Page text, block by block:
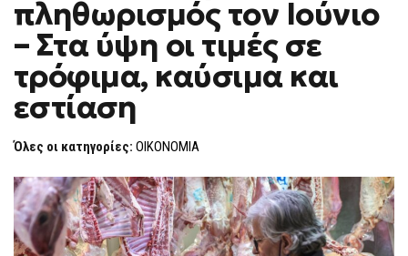
ΠΛΗΘΩΡΙΣΜΌΣ
ΤΟΝ
ΙΟΎΝΙΟ
–
ΣΤΑ
ΎΨΗ
ΤΡΌΦΙΜΑ,
ΚΑΎΣΙΜΑ
ΕΣΤΊΑΣΗ
πληθωρισμός τον Ιούνιο
– Στα ύψη οι τιμές σε
τρόφιμα, καύσιμα και
εστίαση
Όλες οι κατηγορίες: ΟΙΚΟΝΟΜΙΑ